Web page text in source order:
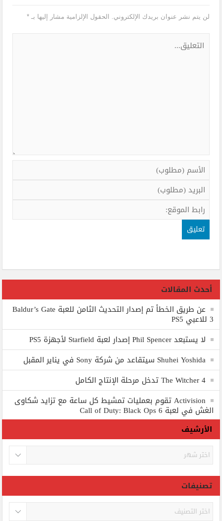
لن يتم نشر عنوان بريدك الإلكتروني. الحقول الإلزامية مشار إليها بـ*
أحدث المقالات
عن طريق الخطأ تم إصدار التحديث الثامن للعبة Baldur’s Gate
3 للاعبي PS5
لا يستبعد Phil Spencer إصدار لعبة Starfield لأجهزة PS5
Shuhei Yoshida سيتقاعد من شركة Sony في يناير المقبل
The Witcher 4 تدخل مرحلة الإنتاج الكامل
Activision تقوم بعمليات تمشيط كل ساعة مع تزايد شكاوى
الغش في لعبة Call of Duty: Black Ops 6
الأرشيف
الأرشيف
تصنيفات
تصنيفات